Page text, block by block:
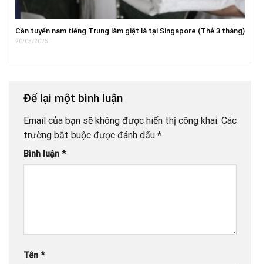
Cần tuyển nam tiếng Trung làm giặt là tại Singapore (Thẻ 3 tháng)
20/05/2025
Để lại một bình luận
Email của bạn sẽ không được hiển thị công khai. Các
trường bắt buộc được đánh dấu *
Bình luận *
Tên *